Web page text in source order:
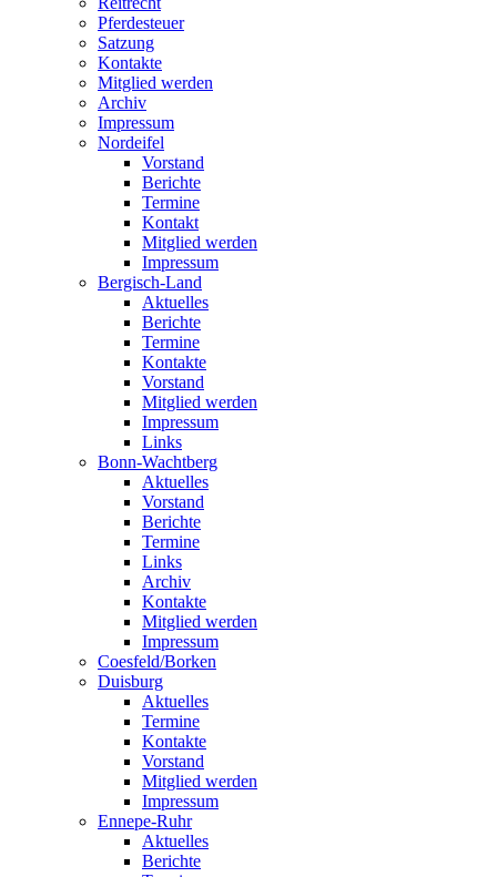
Pferdesteuer
Satzung
Kontakte
Mitglied werden
Archiv
Impressum
Nordeifel
Vorstand
Berichte
Termine
Kontakt
Mitglied werden
Impressum
Bergisch-Land
Aktuelles
Berichte
Termine
Kontakte
Vorstand
Mitglied werden
Impressum
Links
Bonn-Wachtberg
Aktuelles
Vorstand
Berichte
Termine
Links
Archiv
Kontakte
Mitglied werden
Impressum
Coesfeld/Borken
Duisburg
Aktuelles
Termine
Kontakte
Vorstand
Mitglied werden
Impressum
Ennepe-Ruhr
Aktuelles
Berichte